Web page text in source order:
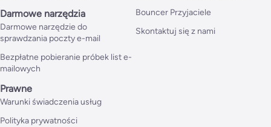
Darmowe narzędzia
Darmowe narzędzie do
sprawdzania poczty e-mail
Bezpłatne pobieranie próbek list e-
mailowych
Bouncer Przyjaciele
Skontaktuj się z nami
Prawne
Warunki świadczenia usług
Polityka prywatności